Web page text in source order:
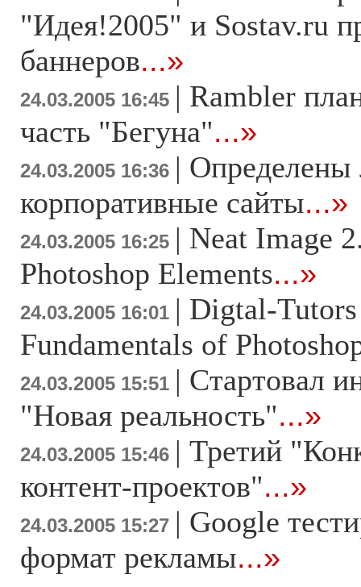
"Идея!2005" и Sostav.ru
баннеров...»
24.03.2005 16:45 | Rambler
часть "Бегуна"...»
24.03.2005 16:36 |
корпоративные сайты...»
24.03.2005 16:25 | Neat Image
Photoshop Elements...»
24.03.2005 16:01 | Digtal-
Fundamentals of
24.03.2005 15:51 | Стартовал
"Новая реальность"...»
24.03.2005 15:46 | Третий
контент-проектов"...»
24.03.2005 15:27 | Google
формат рекламы...»